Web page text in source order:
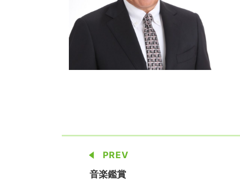
PREV
音楽鑑賞